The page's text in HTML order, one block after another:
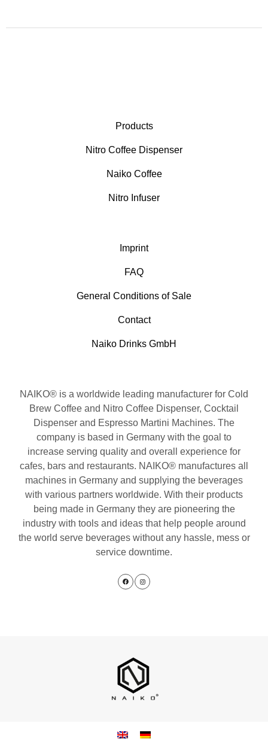
Products
Nitro Coffee Dispenser
Naiko Coffee
Nitro Infuser
Imprint
FAQ
General Conditions of Sale
Contact
Naiko Drinks GmbH
NAIKO® is a worldwide leading manufacturer for Cold
Brew Coffee and Nitro Coffee Dispenser, Cocktail
Dispenser and Espresso Martini Machines. The
company is based in Germany with the goal to
increase serving quality and overall experience for
cafes, bars and restaurants. NAIKO® manufactures all
machines in Germany and supplying the beverages
with various partners worldwide. With their products
being made in Germany they are pioneering the
industry with tools and ideas that help people around
the world serve beverages without any hassle, mess or
service downtime.